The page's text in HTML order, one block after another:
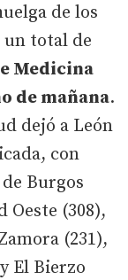
de los
un total de
Medicina
de mañana.
dejó a León
con
Burgos
Oeste (308),
(231),
El Bierzo